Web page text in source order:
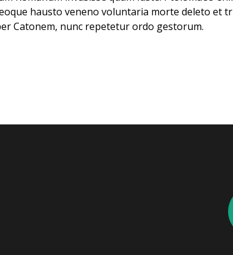
hausto veneno voluntaria morte deleto et
Catonem, nunc repetetur ordo gestorum.